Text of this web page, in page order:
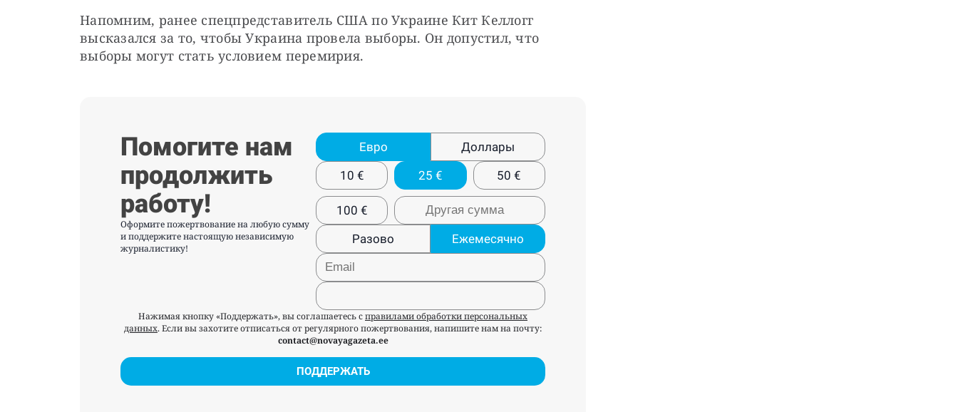
Напомним, ранее спецпредставитель США по Украине Кит Келлогг
высказался за то, чтобы Украина провела выборы. Он допустил, что
выборы могут стать условием перемирия.
Помогите нам
продолжить
работу!
Оформите пожертвование на любую сумму
и поддержите настоящую независимую
журналистику!
Евро
Доллары
10 € 25 € 50 €
100 €
Разово
Ежемесячно
Нажимая кнопку «Поддержать», вы соглашаетесь справилами обработки персональных
данных. Если вы захотите отписаться от регулярного пожертвования, напишите нам на почту:
contact@novayagazeta.ee
ПОДДЕРЖАТЬ